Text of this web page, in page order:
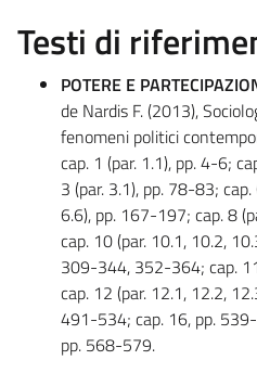
Testi di
POTERE E
de Nardis F. (2013),
fenomeni politici
cap. 1 (par. 1.1), pp. 4-6;
3 (par. 3.1), pp. 78-83;
6.6), pp. 167-197; cap. 8
cap. 10 (par. 10.1, 10.2,
309-344, 352-364; cap.
cap. 12 (par. 12.1, 12.2,
491-534; cap. 16, pp.
pp. 568-579.